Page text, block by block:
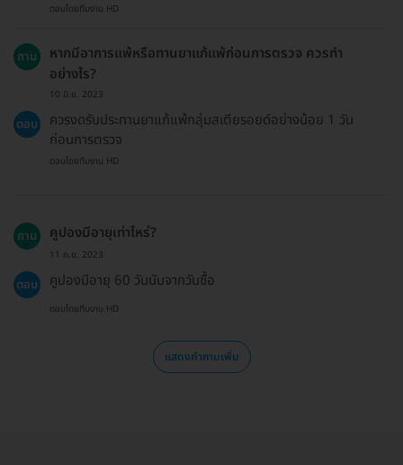
ตอบโดยทีมงาน HD
ถาม
หากมีอาการแพ้หรือทานยาแก้แพ้ก่อนการตรวจ ควรทำ
อย่างไร?
10 มิ.ย. 2023
ตอบ
ควรงดรับประทานยาแก้แพ้กลุ่มสเตียรอยด์อย่างน้อย 1 วัน
ก่อนการตรวจ
ตอบโดยทีมงาน HD
ถาม คูปองมีอายุเท่าไหร่?
11 ก.ย. 2023
ตอบ คูปองมีอายุ 60 วันนับจากวันซื้อ
ตอบโดยทีมงาน HD
แสดงคำถามเพิ่ม